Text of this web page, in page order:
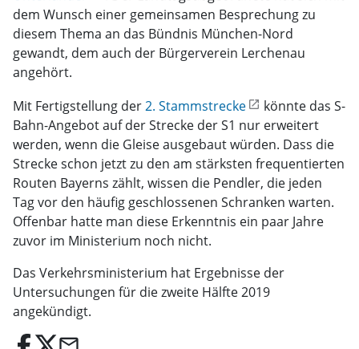
dem Wunsch einer gemeinsamen Besprechung zu
diesem Thema an das Bündnis München-Nord
gewandt, dem auch der Bürgerverein Lerchenau
angehört.
Mit Fertigstellung der2. Stammstrecke
könnte das S-
Bahn-Angebot auf der Strecke der S1 nur erweitert
werden, wenn die Gleise ausgebaut würden. Dass die
Strecke schon jetzt zu den am stärksten frequentierten
Routen Bayerns zählt, wissen die Pendler, die jeden
Tag vor den häufig geschlossenen Schranken warten.
Offenbar hatte man diese Erkenntnis ein paar Jahre
zuvor im Ministerium noch nicht.
Das Verkehrsministerium hat Ergebnisse der
Untersuchungen für die zweite Hälfte 2019
angekündigt.